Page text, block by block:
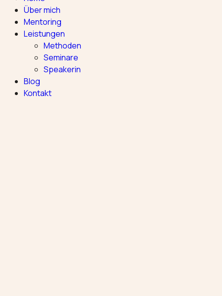
Über mich
Mentoring
Leistungen
Methoden
Seminare
Speakerin
Blog
Kontakt